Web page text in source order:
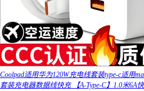
Coolpad适用华为120W充电线套装type-c适用
套装充电器数据线快充 【A-Type-C】1.0米6A